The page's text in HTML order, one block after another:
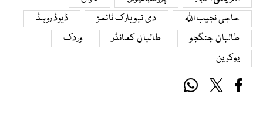
حاجی نجیب اللہ
دی نیویارک ٹائمز
ڈیوڈ روہڈ
طالبان جنگجو
طالبان کمانڈر
وردک
یوکرین